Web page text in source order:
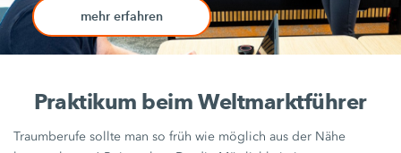
mehr erfahren
Praktikum beim Weltmarktführer
Traumberufe sollte man so früh wie möglich aus der Nähe